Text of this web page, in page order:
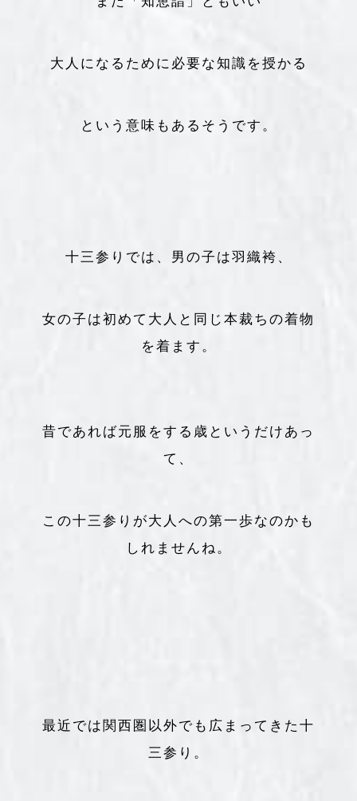
大人になるために必要な知識を授かる
という意味もあるそうです。
十三参りでは、男の子は羽織袴、
女の子は初めて大人と同じ本裁ちの着物
を着ます。
昔であれば元服をする歳というだけあっ
て、
この十三参りが大人への第一歩なのかも
しれませんね。
最近では関西圏以外でも広まってきた十
三参り。